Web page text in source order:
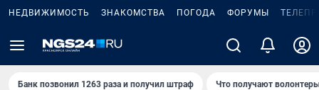
НЕДВИЖИМОСТЬ ЗНАКОМСТВА ПОГОДА ФОРУМЫ
Банк позвонил 1263 раза и получил штраф Что получают